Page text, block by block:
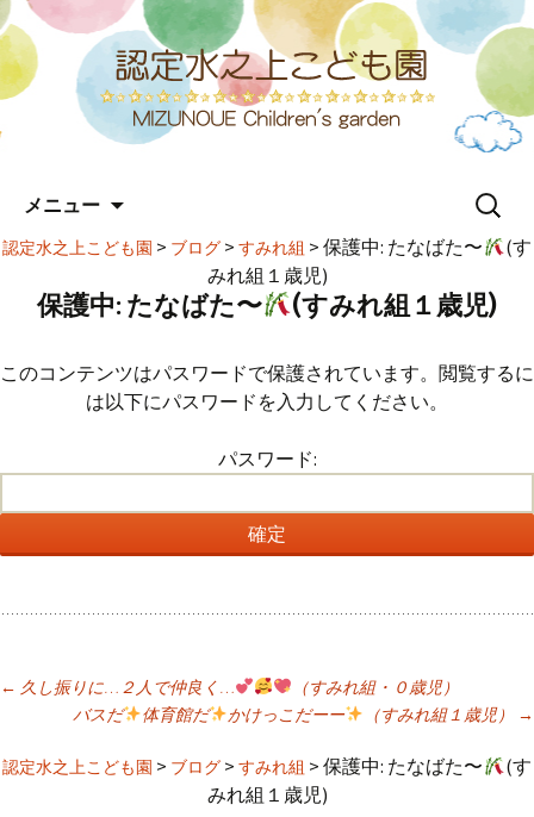
メニュー
テ
ツ
へ
キ
ッ
プ
検
認定水之上こども園 > ブログ >すみれ組 >保護中: たなばた〜
(す
みれ組１歳児)
保護中: たなばた〜 (すみれ組１歳児)
このコンテンツはパスワードで保護されています。閲覧するに
は以下にパスワードを入力してください。
パスワード:
投
← 久し振りに…２人で仲良く…
（すみれ組・０歳児）
バスだ
体育館だ かけっこだーー （すみれ組１歳児） →
認定水之上こども園 > ブログ >すみれ組 >保護中: たなばた〜
(す
みれ組１歳児)